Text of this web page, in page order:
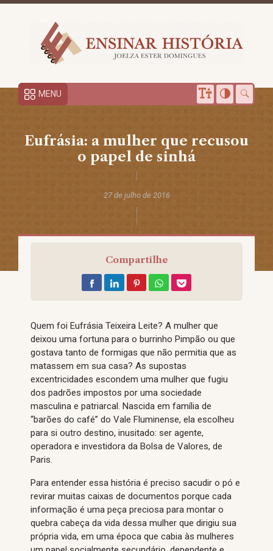
MENU
Eufrásia: a mulher que recusou
o papel de sinhá
27 de julho de 2016
Compartilhe
Quem foi Eufrásia Teixeira Leite? A mulher que
deixou uma fortuna para o burrinho Pimpão ou que
gostava tanto de formigas que não permitia que as
matassem em sua casa? As supostas
excentricidades escondem uma mulher que fugiu
dos padrões impostos por uma sociedade
masculina e patriarcal. Nascida em família de
“barões do café” do Vale Fluminense, ela escolheu
para si outro destino, inusitado: ser agente,
operadora e investidora da Bolsa de Valores, de
Paris.
Para entender essa história é preciso sacudir o pó e
revirar muitas caixas de documentos porque cada
informação é uma peça preciosa para montar o
quebra cabeça da vida dessa mulher que dirigiu sua
própria vida, em uma época que cabia às mulheres